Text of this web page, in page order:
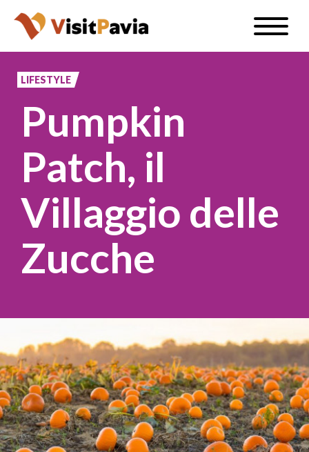
Salta
contenuto
principale
Toggle
IT
#visitpavia
LIFESTYLE
Pumpkin
Patch, il
Villaggio delle
Zucche